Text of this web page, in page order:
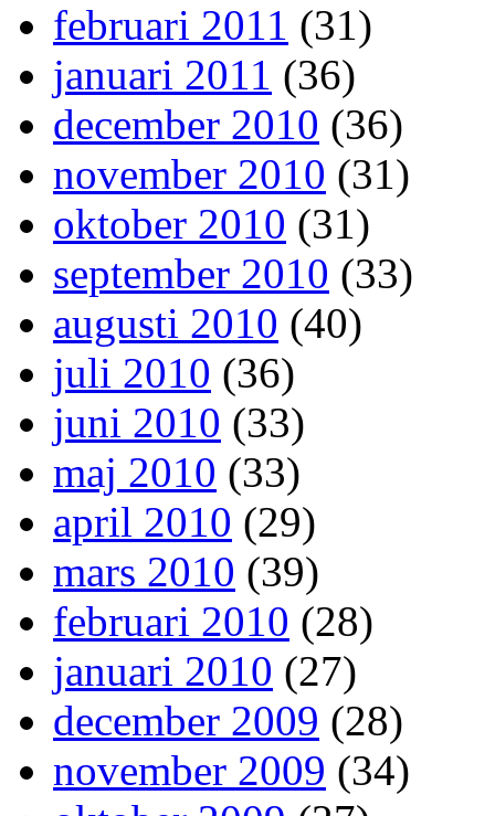
februari 2011 (31)
januari 2011 (36)
december 2010 (36)
november 2010 (31)
oktober 2010 (31)
september 2010 (33)
augusti 2010 (40)
juli 2010 (36)
juni 2010 (33)
maj 2010 (33)
april 2010 (29)
mars 2010 (39)
februari 2010 (28)
januari 2010 (27)
december 2009 (28)
november 2009 (34)